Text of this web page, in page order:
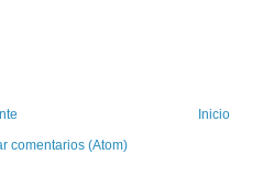
Inicio
comentarios (Atom)